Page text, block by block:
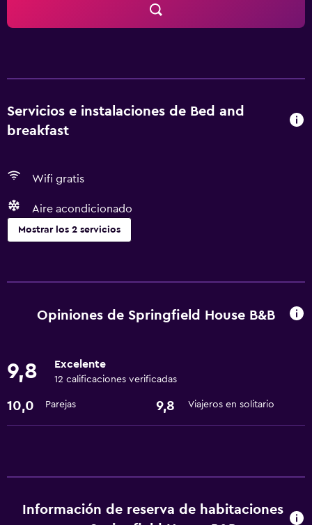
Servicios e instalaciones de Bed and
breakfast
Wifi gratis
Aire acondicionado
Mostrar los 2 servicios
Wifi gratis
Opiniones de Springfield House B&B
9,8 Excelente
12 calificaciones verificadas
10,0 Parejas 9,8 Viajeros en solitario
Información de reserva de habitaciones